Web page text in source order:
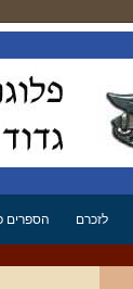
לזכרם הספרים